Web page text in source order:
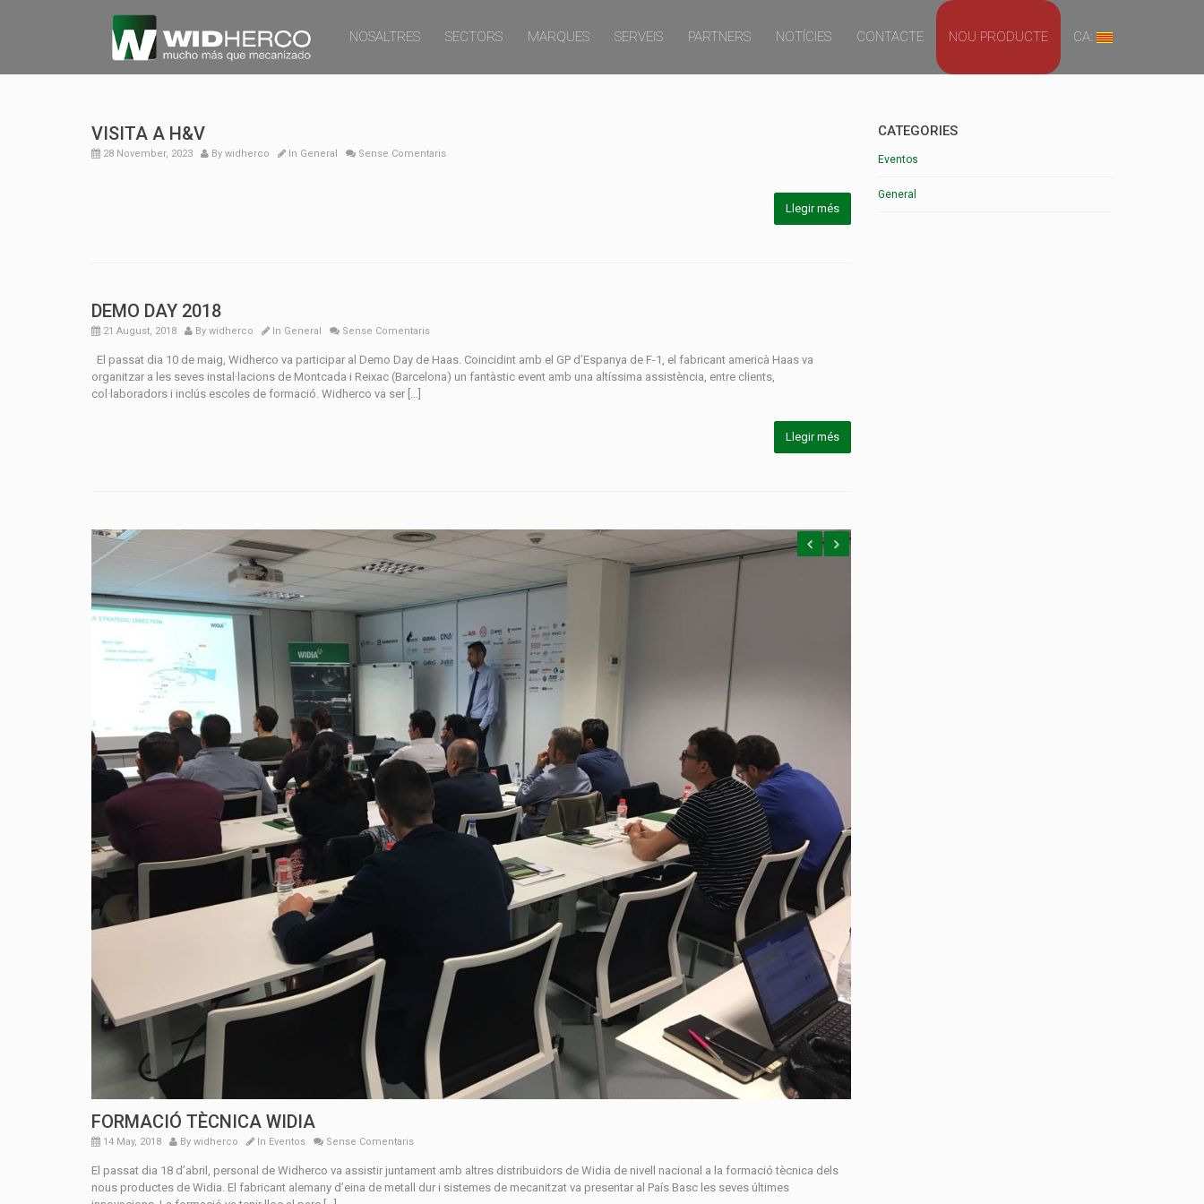
NOSALTRES SECTORS MARQUES SERVEIS PARTNERS NOTÍCIES CONTACTE NOU PRODUCTE CA:
VISITA A H&V
28 November, 2023 By widherco In General Sense Comentaris
Llegir més
DEMO DAY 2018
21 August, 2018 By widherco In General Sense Comentaris
El passat dia 10 de maig, Widherco va participar al Demo Day de Haas. Coincidint amb el GP d’Espanya de F-1, el fabricant americà Haas va
organitzar a les seves instal·lacions de Montcada i Reixac (Barcelona) un fantàstic event amb una altíssima assistència, entre clients,
col·laboradors i inclús escoles de formació. Widherco va ser […]
Llegir més
FORMACIÓ TÈCNICA WIDIA
14 May, 2018 By widherco In Eventos Sense Comentaris
El passat dia 18 d’abril, personal de Widherco va assistir juntament amb altres distribuidors de Widia de nivell nacional a la formació tècnica dels
nous productes de Widia. El fabricant alemany d’eina de metall dur i sistemes de mecanitzat va presentar al País Basc les seves últimes
CATEGORIES
Eventos
General